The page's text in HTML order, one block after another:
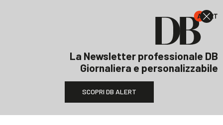
La Newsletter professionale DB
Giornaliera e personalizzabile
SCOPRI DB ALERT